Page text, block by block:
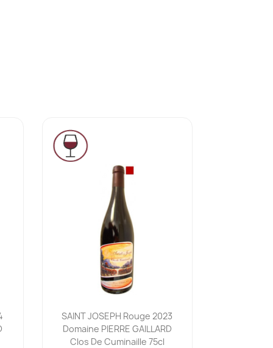
SAINT JOSEPH Rouge 2023
Domaine PIERRE GAILLARD
Clos De Cuminaille 75cl